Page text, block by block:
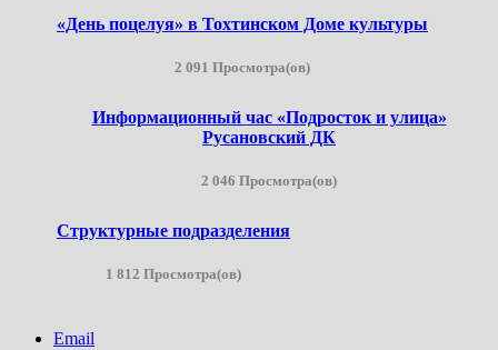
«День поцелуя» в Тохтинском Доме культуры
2 091 Просмотра(ов)
Информационный час «Подросток и улица»
Русановский ДК
2 046 Просмотра(ов)
Структурные подразделения
1 812 Просмотра(ов)
Email